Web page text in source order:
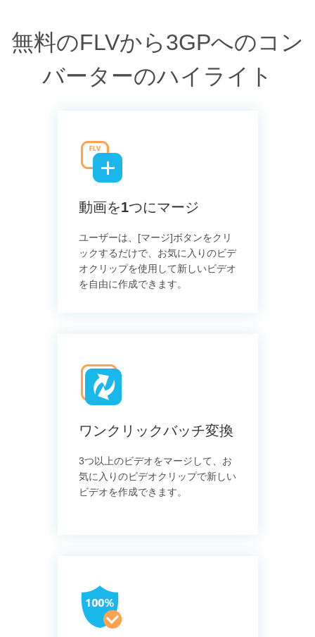
無料のFLVから3GPへのコン
バーターのハイライト
動画を1つにマージ
ユーザーは、[マージ]ボタンをクリ
ックするだけで、お気に入りのビデ
オクリップを使用して新しいビデオ
を自由に作成できます。
ワンクリックバッチ変換
3つ以上のビデオをマージして、お
気に入りのビデオクリップで新しい
ビデオを作成できます。